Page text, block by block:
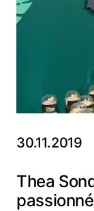
30.11.2019
Thea